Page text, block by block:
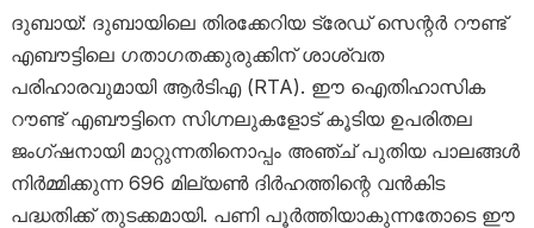
ദുബായ്: ദുബായിലെ തിരക്കേറിയ ട്രേഡ് സെന്റർ റൗണ്ട്
എബൗട്ടിലെ ഗതാഗതക്കുരുക്കിന് ശാശ്വത
പരിഹാരവുമായി ആർടിഎ (RTA). ഈ ഐതിഹാസിക
റൗണ്ട് എബൗട്ടിനെ സിഗ്നലുകളോട് കൂടിയ ഉപരിതല
ജംഗ്ഷനായി മാറ്റുന്നതിനൊപ്പം അഞ്ച് പുതിയ പാലങ്ങൾ
നിർമ്മിക്കുന്ന 696 മില്യൺ ദിർഹത്തിന്റെ വൻകിട
പദ്ധതിക്ക് തുടക്കമായി. പണി പൂർത്തിയാകുന്നതോടെ ഈ